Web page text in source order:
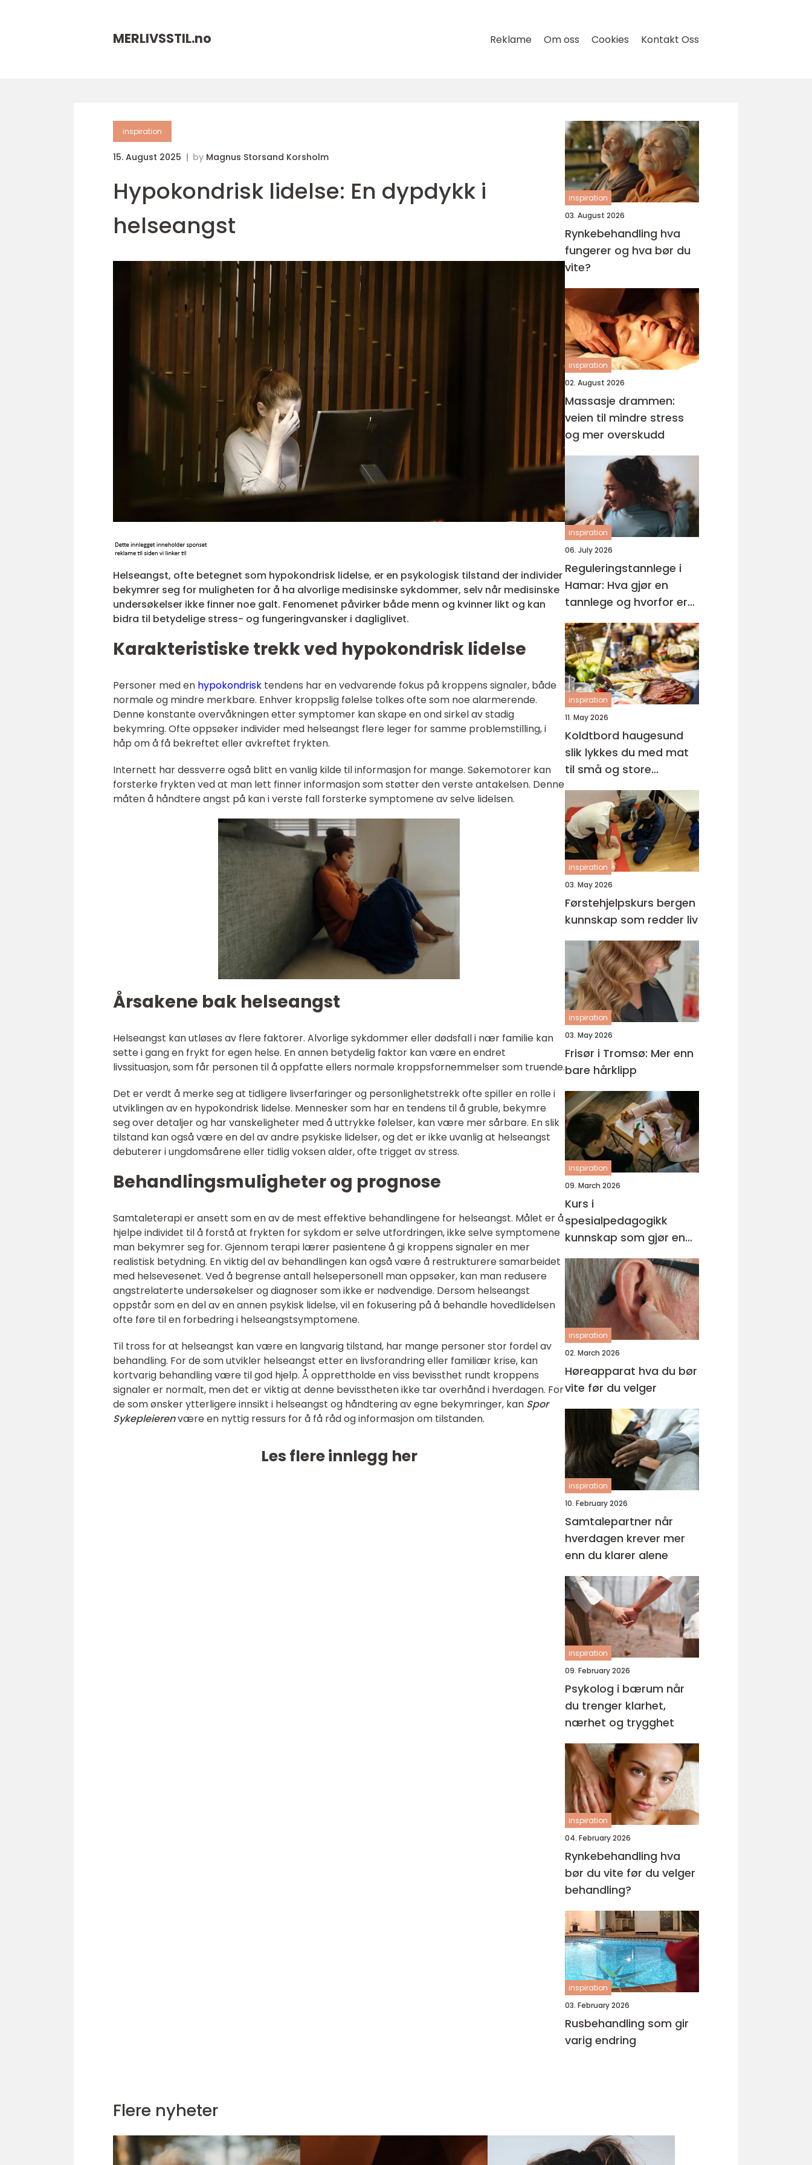
MERLIVSSTIL.no Reklame Om oss Cookies Kontakt Oss
inspiration
15. August 2025 by Magnus Storsand Korsholm
Hypokondrisk lidelse: En dypdykk i
helseangst
Helseangst, ofte betegnet som hypokondrisk lidelse, er en psykologisk tilstand der individer
bekymrer seg for muligheten for å ha alvorlige medisinske sykdommer, selv når medisinske
undersøkelser ikke finner noe galt. Fenomenet påvirker både menn og kvinner likt og kan
bidra til betydelige stress- og fungeringvansker i dagliglivet.
Karakteristiske trekk ved hypokondrisk lidelse
Personer med en hypokondrisk tendens har en vedvarende fokus på kroppens signaler, både
normale og mindre merkbare. Enhver kroppslig følelse tolkes ofte som noe alarmerende.
Denne konstante overvåkningen etter symptomer kan skape en ond sirkel av stadig
bekymring. Ofte oppsøker individer med helseangst flere leger for samme problemstilling, i
håp om å få bekreftet eller avkreftet frykten.
Internett har dessverre også blitt en vanlig kilde til informasjon for mange. Søkemotorer kan
forsterke frykten ved at man lett finner informasjon som støtter den verste antakelsen. Denne
måten å håndtere angst på kan i verste fall forsterke symptomene av selve lidelsen.
Årsakene bak helseangst
Helseangst kan utløses av flere faktorer. Alvorlige sykdommer eller dødsfall i nær familie kan
sette i gang en frykt for egen helse. En annen betydelig faktor kan være en endret
livssituasjon, som får personen til å oppfatte ellers normale kroppsfornemmelser som truende.
Det er verdt å merke seg at tidligere livserfaringer og personlighetstrekk ofte spiller en rolle i
utviklingen av en hypokondrisk lidelse. Mennesker som har en tendens til å gruble, bekymre
seg over detaljer og har vanskeligheter med å uttrykke følelser, kan være mer sårbare. En slik
tilstand kan også være en del av andre psykiske lidelser, og det er ikke uvanlig at helseangst
debuterer i ungdomsårene eller tidlig voksen alder, ofte trigget av stress.
Behandlingsmuligheter og prognose
Samtaleterapi er ansett som en av de mest effektive behandlingene for helseangst. Målet er å
hjelpe individet til å forstå at frykten for sykdom er selve utfordringen, ikke selve symptomene
man bekymrer seg for. Gjennom terapi lærer pasientene å gi kroppens signaler en mer
realistisk betydning. En viktig del av behandlingen kan også være å restrukturere samarbeidet
med helsevesenet. Ved å begrense antall helsepersonell man oppsøker, kan man redusere
angstrelaterte undersøkelser og diagnoser som ikke er nødvendige. Dersom helseangst
oppstår som en del av en annen psykisk lidelse, vil en fokusering på å behandle hovedlidelsen
ofte føre til en forbedring i helseangstsymptomene.
Til tross for at helseangst kan være en langvarig tilstand, har mange personer stor fordel av
behandling. For de som utvikler helseangst etter en livsforandring eller familiær krise, kan
kortvarig behandling være til god hjelp. Å opprettholde en viss bevissthet rundt kroppens
signaler er normalt, men det er viktig at denne bevisstheten ikke tar overhånd i hverdagen. For
de som ønsker ytterligere innsikt i helseangst og håndtering av egne bekymringer, kan Spor
Sykepleierenvære en nyttig ressurs for å få råd og informasjon om tilstanden.
Les flere innlegg her
inspiration
03. August 2026
Rynkebehandling hva
fungerer og hva bør du
vite?
inspiration
02. August 2026
Massasje drammen:
veien til mindre stress
og mer overskudd
inspiration
06. July 2026
Reguleringstannlege i
Hamar: Hva gjør en
tannlege og hvorfor er
regelmessige besøk så
viktige?
inspiration
11. May 2026
Koldtbord haugesund
slik lykkes du med mat
til små og store
anledninger
inspiration
03. May 2026
Førstehjelpskurs bergen
kunnskap som redder liv
inspiration
03. May 2026
Frisør i Tromsø: Mer enn
bare hårklipp
inspiration
09. March 2026
Kurs i
spesialpedagogikk
kunnskap som gjør en
forskjell i hverdagen
inspiration
02. March 2026
Høreapparat hva du bør
vite før du velger
inspiration
10. February 2026
Samtalepartner når
hverdagen krever mer
enn du klarer alene
inspiration
09. February 2026
Psykolog i bærum når
du trenger klarhet,
nærhet og trygghet
inspiration
04. February 2026
Rynkebehandling hva
bør du vite før du velger
behandling?
inspiration
03. February 2026
Rusbehandling som gir
varig endring
Flere nyheter